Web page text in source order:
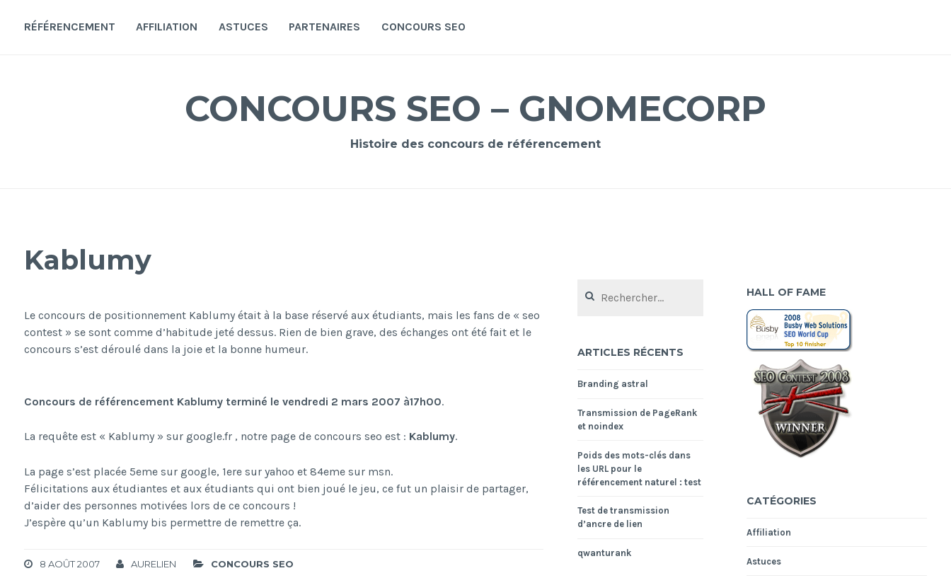
RÉFÉRENCEMENT AFFILIATION ASTUCES PARTENAIRES CONCOURS SEO
CONCOURS SEO – GNOMECORP
Histoire des concours de référencement
Kablumy
Le concours de positionnement Kablumy était à la base réservé aux étudiants, mais les fans de « seo
contest » se sont comme d’habitude jeté dessus. Rien de bien grave, des échanges ont été fait et le
concours s’est déroulé dans la joie et la bonne humeur.
Concours de référencement Kablumy terminé le vendredi 2 mars 2007 à17h00.
La requête est « Kablumy » sur google.fr , notre page de concours seo est : Kablumy.
La page s’est placée 5emesur google, 1eresur yahoo et 84eme sur msn.
Félicitations aux étudiantes et aux étudiants qui ont bien joué le jeu, ce fut un plaisir de partager,
d’aider des personnes motivées lors de ce concours !
J’espère qu’un Kablumy bis permettre de remettre ça.
8 AOÛT 2007 AURELIEN CONCOURS SEO
ARTICLES RÉCENTS
Branding astral
Transmission de PageRank
et noindex
Poids des mots-clés dans
les URL pour le
référencement naturel : test
Test de transmission
d’ancre de lien
qwanturank
HALL OF FAME
CATÉGORIES
Affiliation
Astuces